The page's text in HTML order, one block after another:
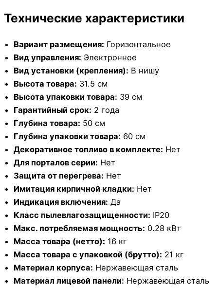
Технические характеристики
Вариант размещения: Горизонтальное
Вид управления: Электронное
Вид установки (крепления): В нишу
Высота товара: 31.5 см
Высота упаковки товара: 39 см
Гарантийный срок: 2 года
Глубина товара: 50 см
Глубина упаковки товара: 60 см
Декоративное топливо в комплекте: Нет
Для порталов серии: Нет
Защита от перегрева: Нет
Имитация кирпичной кладки: Нет
Индикация включения: Да
Класс пылевлагозащищенности: IP20
Макс. потребляемая мощность: 0.28 кВт
Масса товара (нетто): 16 кг
Масса товара с упаковкой (брутто): 21 кг
Материал корпуса: Нержавеющая сталь
Материал лицевой панели: Нержавеющая сталь